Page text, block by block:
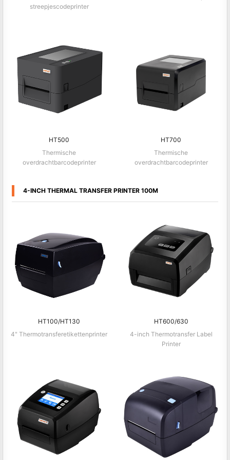
streepjescodeprinter
HT500
Thermische
overdrachtbarcodeprinter
HT700
Thermische
overdrachtbarcodeprinter
4-INCH THERMAL TRANSFER PRINTER 100M
HT100/HT130
4" Thermotransferetikettenprinter
HT600/630
4-inch Thermotransfer Label
Printer